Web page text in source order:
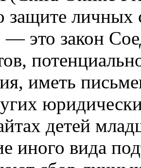
защите личных
— это закон
иметь
детей
иного вида